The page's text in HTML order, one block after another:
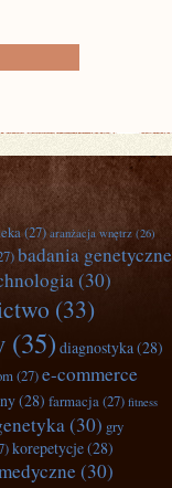
(27) aranżacja wnętrz (26)
badania genetyczne
(30)
(33)
(35) diagnostyka(28)
(27)e-commerce
(28) farmacja(27) fitness
(30) gry
korepetycje(28)
(30)